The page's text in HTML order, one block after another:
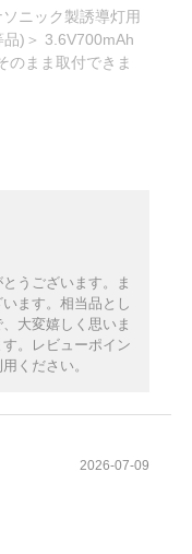
ニック製誘導灯用
)＞ 3.6V700mAh
のまま取付できま
うございます。ま
ます。相当品とし
大変嬉しく思いま
。レビューポイン
ください。
2026-07-09